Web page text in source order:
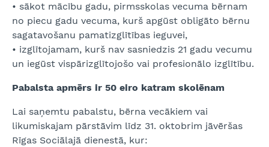
• sākot mācību gadu, pirmsskolas vecuma bērnam
no piecu gadu vecuma, kurš apgūst obligāto bērnu
sagatavošanu pamatizglītības ieguvei,
• izglītojamam, kurš nav sasniedzis 21 gadu vecumu
un iegūst vispārizglītojošo vai profesionālo izglītību.
Pabalsta apmērs ir 50 eiro katram skolēnam
Lai saņemtu pabalstu, bērna vecākiem vai
likumiskajam pārstāvim līdz 31. oktobrim jāvēršas
Rīgas Sociālajā dienestā, kur: